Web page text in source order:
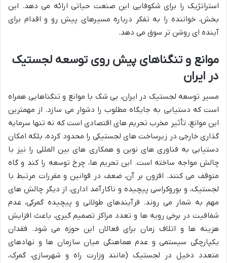
استراتژیک را برای شکوفایی این صنعت حیاتی ارائه می دهد. این
بخش، خواننده را به تفکر درباره مسیرهای پیش رو و اقدام برای
آینده ای روشن تر سوق می دهد.
موانع و تنگناهای پیش روی توسعه لجستیک
در ایران
مسیر توسعه لجستیک در ایران، بی شک با موانع و تنگناهایی همراه
است که دستیابی به جایگاه مطلوب را دشوار می سازد. از مهمترین
این موانع، تأثیر مخرب تحریم های اقتصادی است که نه تنها سرمایه
گذاری خارجی در زیرساخت های لجستیکی را محدود کرده، بلکه امکان
دستیابی به فناوری های نوین و همکاری های بین المللی را نیز با
چالش مواجه ساخته است. این تحریم ها، چرخ توسعه را کند و گاه
متوقف می کنند. افزون بر آن، ضعف در قوانین و مقررات مرتبط با
لجستیک، و بوروکراسی پیچیده و ناکارآمد اداری، از دیگر چالش های
مهم به شمار می روند. فرآیندهای طولانی و پیچیده گمرکی، عدم
شفافیت در برخی رویه ها و تعدد مراکز تصمیم گیری، باعث افزایش
هزینه ها و اتلاف زمان برای فعالان این حوزه می شود. فقدان
یکپارچگی سیستمی و عدم هماهنگی میان سازمان ها و نهادهای
متعدد دخیل در لجستیک (مانند وزارت راه و شهرسازی، گمرک،